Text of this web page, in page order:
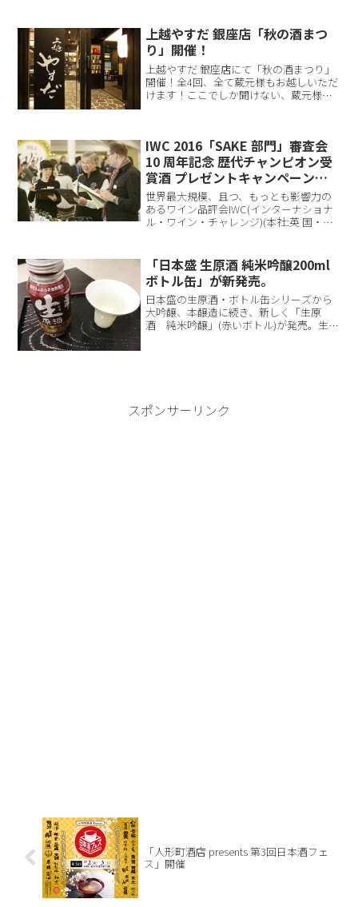
本酒コンクー...
上越やすだ 銀座店「秋の酒まつ
り」開催！
上越やすだ 銀座店にて「秋の酒まつり」
開催！全4回、全て蔵元様もお越しいただ
けます！ここでしか聞けない、蔵元様の
余り続く「やすね...
IWC 2016「SAKE 部門」審査会
10 周年記念 歴代チャンピオン受
賞酒 プレゼントキャンペーン実
施
世界最大規模、且つ、もっとも影響力の
あるワイン品評会IWC(インターナショナ
ル・ワイン・チャレンジ)(本社:英 国・ロ
会が、2016年5月16...
「日本盛 生原酒 純米吟醸200ml
ボトル缶」が新発売。
日本盛の生原酒・ボトル缶シリーズから
大吟醸、本醸造に続き、新しく「生原
酒 純米吟醸」(赤いボトル)が発売。生酒
スポンサーリンク
「人形町酒店 presents 第3回日本酒フェ
ス」開催